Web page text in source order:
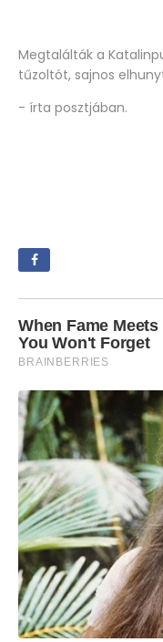
Megtalálták a
tűzoltót, sajnos
- írta posztjában.